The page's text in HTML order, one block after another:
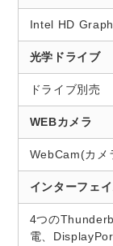
Intel HD
光学ドライブ
ドライブ別売
WEBカメラ
WebCam(カメ
インターフェ
4つの
電、